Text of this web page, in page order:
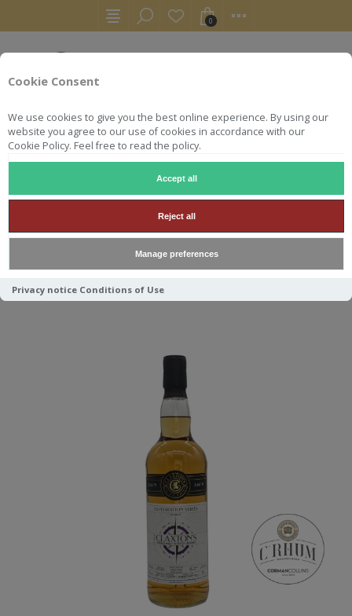
Cookie Consent
We use cookies to give you the best online experience. By using our
website you agree to our use of cookies in accordance with our
Cookie Policy. Feel free to read the policy.
Accept all
Reject all
Manage preferences
Privacy notice Conditions of Use
0
CLAXTON'S DAILUAINE 8Y
50° 70CL